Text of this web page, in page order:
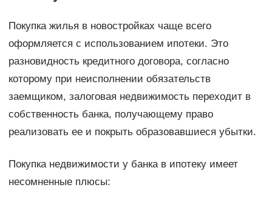
Покупка жилья в новостройках чаще всего
оформляется с использованием ипотеки. Это
разновидность кредитного договора, согласно
которому при неисполнении обязательств
заемщиком, залоговая недвижимость переходит в
собственность банка, получающему право
реализовать ее и покрыть образовавшиеся убытки.
Покупка недвижимости у банка в ипотеку имеет
несомненные плюсы: